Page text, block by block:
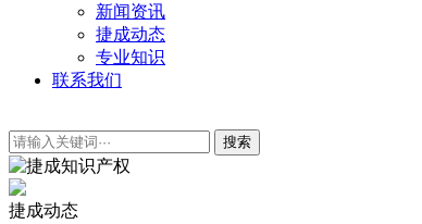
新闻资讯
捷成动态
专业知识
联系我们
搜索
捷成动态